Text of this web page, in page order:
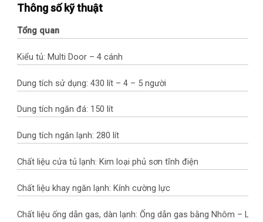
Thông số kỹ thuật
Tổng quan
Kiểu tủ: Multi Door – 4 cánh
Dung tích sử dụng: 430 lít – 4 – 5 người
Dung tích ngăn đá: 150 lít
Dung tích ngăn lạnh: 280 lít
Chất liệu cửa tủ lạnh: Kim loại phủ sơn tĩnh điện
Chất liệu khay ngăn lạnh: Kính cường lực
Chất liệu ống dẫn gas, dàn lạnh: Ống dẫn gas bằng Nhôm – Lá